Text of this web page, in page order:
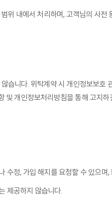
위 내에서 처리하며, 고객님의 사
니다. 위탁계약 시 개인정보보호
및 개인정보처리방침을 통해 고지하
정, 가입 해지를 요청할 수 있으
제공하지 않습니다.